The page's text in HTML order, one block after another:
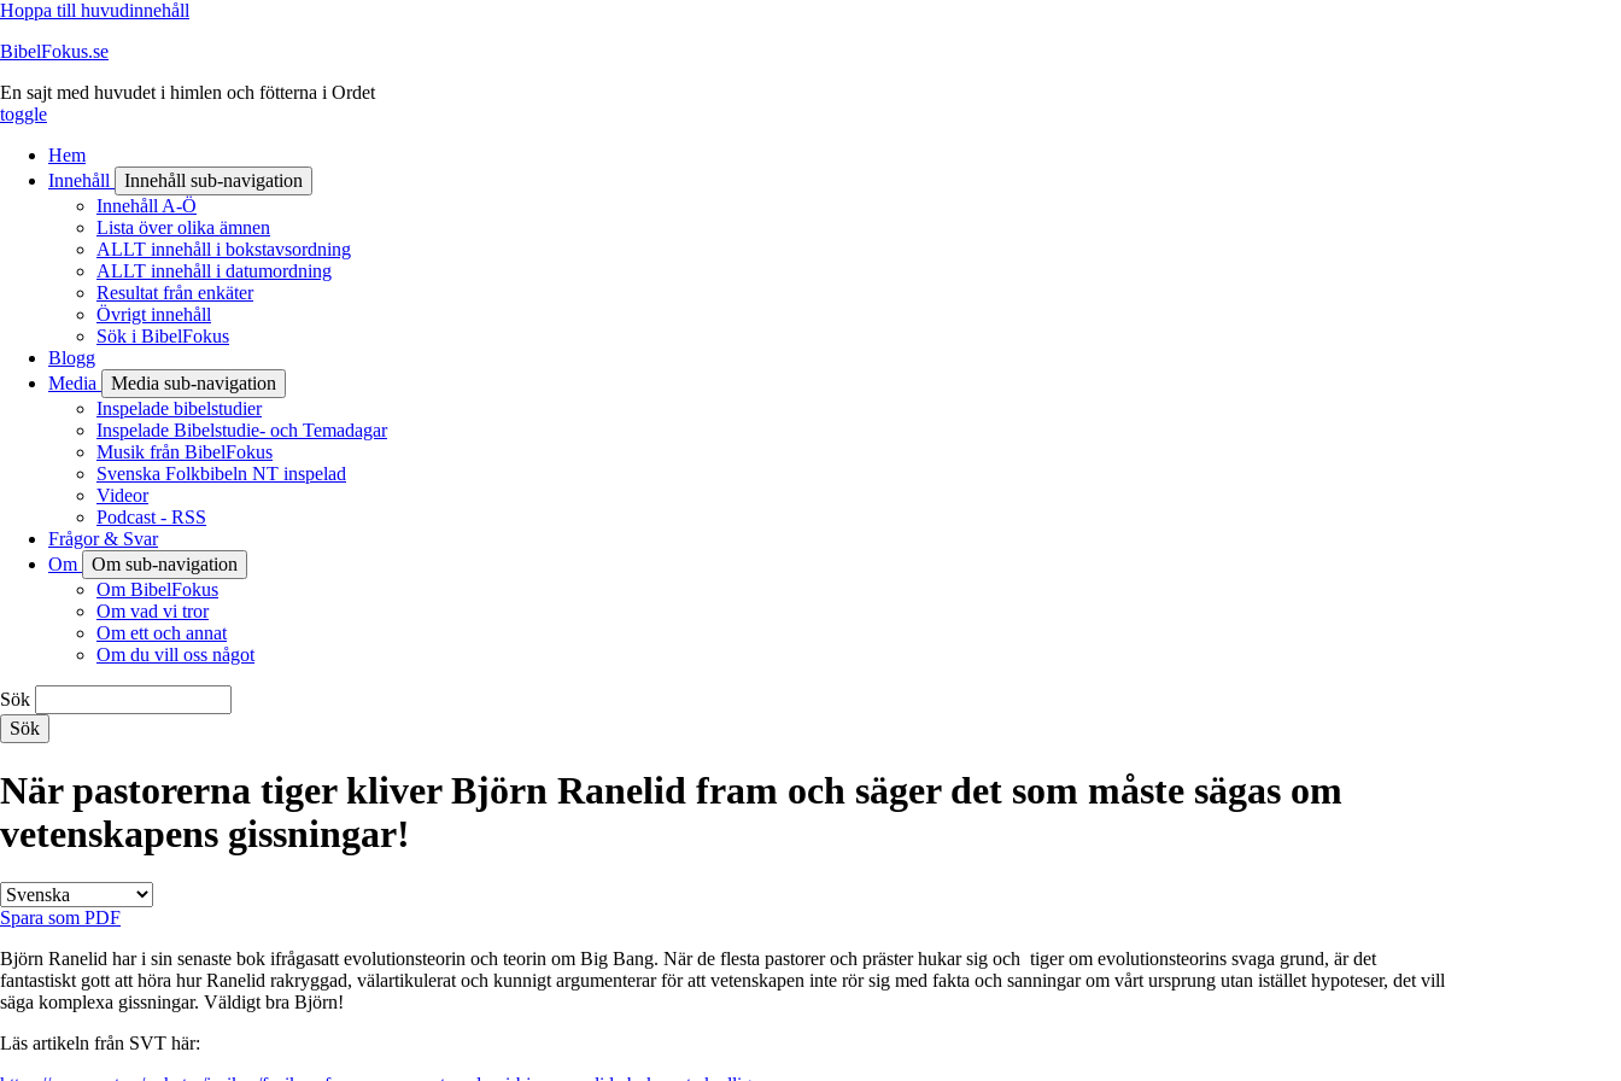
Hoppa till huvudinnehåll
BibelFokus.se
En sajt med huvudet i himlen och fötterna i Ordet
toggle
Hem
Innehåll
Innehåll sub-navigation
Innehåll A-Ö
Lista över olika ämnen
ALLT innehåll i bokstavsordning
ALLT innehåll i datumordning
Resultat från enkäter
Övrigt innehåll
Sök i BibelFokus
Blogg
Media
Media sub-navigation
Inspelade bibelstudier
Inspelade Bibelstudie- och Temadagar
Musik från BibelFokus
Svenska Folkbibeln NT inspelad
Videor
Podcast - RSS
Frågor & Svar
Om
Om sub-navigation
Om BibelFokus
Om vad vi tror
Om ett och annat
Om du vill oss något
Sök
När pastorerna tiger kliver Björn Ranelid fram och säger det som måste sägas om
vetenskapens gissningar!
Spara som PDF
Björn Ranelid har i sin senaste bok ifrågasatt evolutionsteorin och teorin om Big Bang. När de flesta pastorer och präster hukar sig och tiger om evolutionsteorins svaga grund, är det
fantastiskt gott att höra hur Ranelid rakryggad, välartikulerat och kunnigt argumenterar för att vetenskapen inte rör sig med fakta och sanningar om vårt ursprung utan istället hypoteser, det vill
säga komplexa gissningar. Väldigt bra Björn!
Läs artikeln från SVT här: